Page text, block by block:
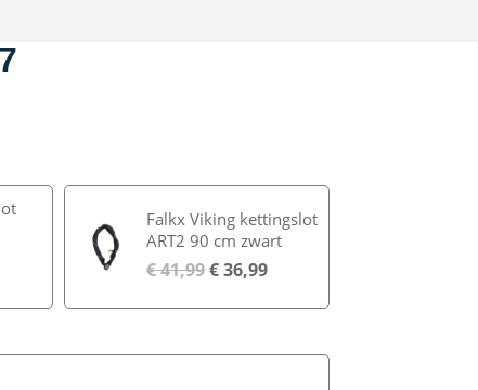
Falkx Viking kettingslot
ART2 90 cm zwart
€41,99€36,99